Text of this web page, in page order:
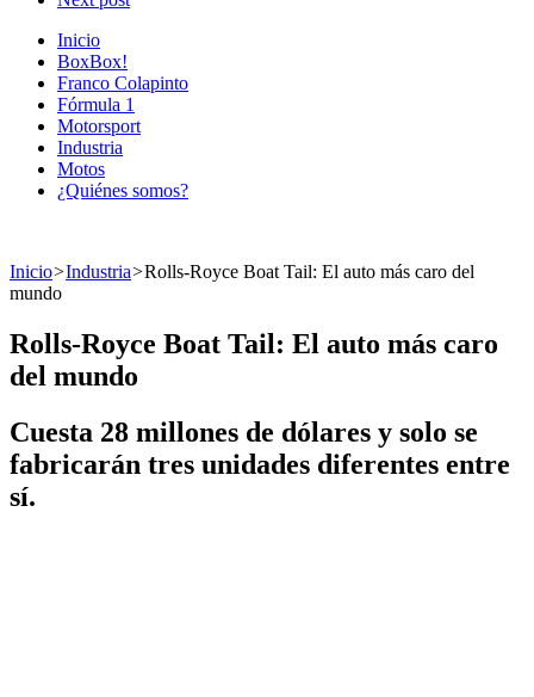
Inicio
BoxBox!
Franco Colapinto
Fórmula 1
Motorsport
Industria
Motos
¿Quiénes somos?
Inicio>Industria>Rolls-Royce Boat Tail: El auto más caro del
mundo
Rolls-Royce Boat Tail: El auto más caro
del mundo
Cuesta 28 millones de dólares y solo se
fabricarán tres unidades diferentes entre
sí.